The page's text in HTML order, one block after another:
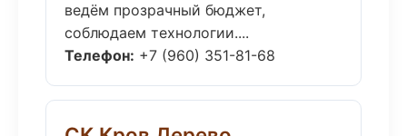
ведём прозрачный бюджет,
соблюдаем технологии....
Телефон: +7 (960) 351-81-68